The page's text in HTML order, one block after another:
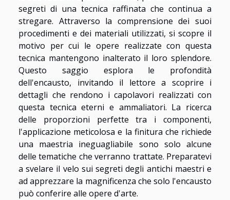
segreti di una tecnica raffinata che continua a
stregare. Attraverso la comprensione dei suoi
procedimenti e dei materiali utilizzati, si scopre il
motivo per cui le opere realizzate con questa
tecnica mantengono inalterato il loro splendore.
Questo saggio esplora le profondità
dell'encausto, invitando il lettore a scoprire i
dettagli che rendono i capolavori realizzati con
questa tecnica eterni e ammaliatori. La ricerca
delle proporzioni perfette tra i componenti,
l'applicazione meticolosa e la finitura che richiede
una maestria ineguagliabile sono solo alcune
delle tematiche che verranno trattate. Preparatevi
a svelare il velo sui segreti degli antichi maestri e
ad apprezzare la magnificenza che solo l'encausto
può conferire alle opere d'arte.